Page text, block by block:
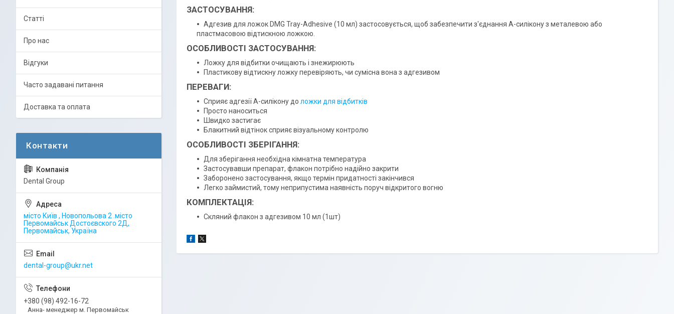
ЗАСТОСУВАННЯ:
Адгезив для ложок DMG Tray-Adhesive (10 мл) застосовується, щоб забезпечити з'єднання А-силікону з металевою або
пластмасовою відтискною ложкою.
ОСОБЛИВОСТІ ЗАСТОСУВАННЯ:
Ложку для відбитки очищають і знежирюють
Пластикову відтискну ложку перевіряють, чи сумісна вона з адгезивом
ПЕРЕВАГИ:
Сприяє адгезії А-силікону до ложки для відбитків
Просто наноситься
Швидко застигає
Блакитний відтінок сприяє візуальному контролю
ОСОБЛИВОСТІ ЗБЕРІГАННЯ:
Для зберігання необхідна кімнатна температура
Застосувавши препарат, флакон потрібно надійно закрити
Заборонено застосування, якщо термін придатності закінчився
Легко займистий, тому неприпустима наявність поруч відкритого вогню
КОМПЛЕКТАЦІЯ:
Скляний флакон з адгезивом 10 мл (1шт)
Статті
Про нас
Відгуки
Часто задавані питання
Доставка та оплата
Dental Group
місто Київ , Новопольова 2 .місто
Первомайськ Достоєвского 2Д,
Первомайськ, Україна
dental-group@ukr.net
+380 (98) 492-16-72
Анна- менеджер м. Первомайськ